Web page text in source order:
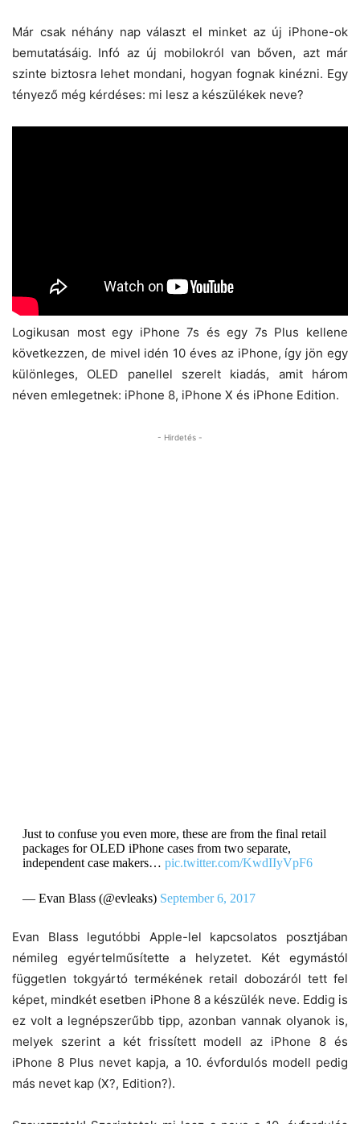
Már csak néhány nap választ el minket az új iPhone-ok
bemutatásáig. Infó az új mobilokról van bőven, azt már
szinte biztosra lehet mondani, hogyan fognak kinézni. Egy
tényező még kérdéses: mi lesz a készülékek neve?
Logikusan most egy iPhone 7s és egy 7s Plus kellene
következzen, de mivel idén 10 éves az iPhone, így jön egy
különleges, OLED panellel szerelt kiadás, amit három
néven emlegetnek: iPhone 8, iPhone X és iPhone Edition.
- Hirdetés -
Just to confuse you even more, these are from the final retail
packages for OLED iPhone cases from two separate,
independent case makers… pic.twitter.com/KwdIIyVpF6
— Evan Blass (@evleaks) September 6, 2017
Evan Blass legutóbbi Apple-lel kapcsolatos posztjában
némileg egyértelműsítette a helyzetet. Két egymástól
független tokgyártó termékének retail dobozáról tett fel
képet, mindkét esetben iPhone 8 a készülék neve. Eddig is
ez volt a legnépszerűbb tipp, azonban vannak olyanok is,
melyek szerint a két frissített modell az iPhone 8 és
iPhone 8 Plus nevet kapja, a 10. évfordulós modell pedig
más nevet kap (X?, Edition?).